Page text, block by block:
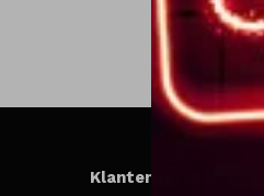
Klantenservice